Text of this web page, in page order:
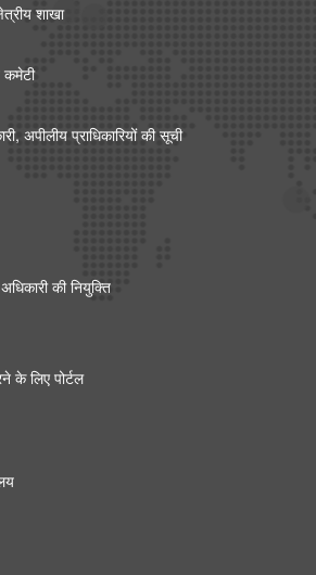
शाखा
कमेटी
अपीलीय प्राधिकारियों की सूची
की नियुक्ति
के लिए पोर्टल